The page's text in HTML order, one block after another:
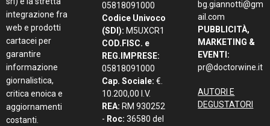
integrazione fra
web e prodotti
cartacei per
garantire
informazione
giornalistica,
critica enoica e
aggiornamenti
costanti.
05818091000
Codice Univoco
(SDI): M5UXCR1
COD.FISC. e
REG.IMPRESE:
05818091000
Cap. Sociale: €.
10.200,00 I.V.
REA: RM 930252
- Roc: 36580 del
bg.giannotti@gm
ail.com
PUBBLICITÀ,
MARKETING &
EVENTI:
pr@doctorwine.it
AUTORI E
DEGUSTATORI